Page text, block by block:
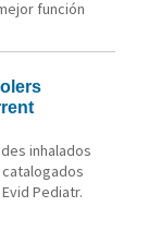
función
inhalados
Pediatr.